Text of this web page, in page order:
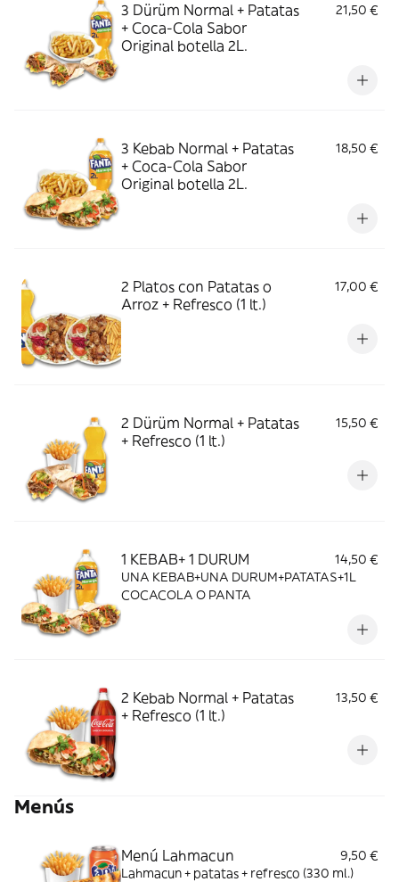
3 Dürüm Normal + Patatas
+ Coca-Cola Sabor
Original botella 2L.
21,50 €
3 Kebab Normal + Patatas
+ Coca-Cola Sabor
Original botella 2L.
18,50 €
2 Platos con Patatas o
Arroz + Refresco (1 lt.)
17,00 €
2 Dürüm Normal + Patatas
+ Refresco (1 lt.)
15,50 €
1 KEBAB+ 1 DURUM
14,50 €
UNA KEBAB+UNA DURUM+PATATAS+1L
COCACOLA O PANTA
2 Kebab Normal + Patatas
+ Refresco (1 lt.)
13,50 €
Menús
Menú Lahmacun
9,50 €
Lahmacun + patatas + refresco (330 ml.)